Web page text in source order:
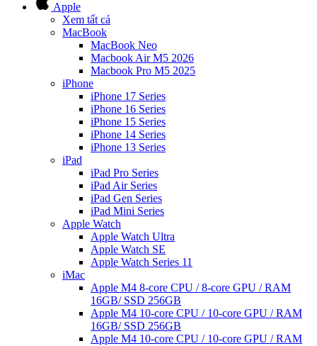
Apple
Xem tất cả
MacBook
MacBook Neo
Macbook Air M5 2026
Macbook Pro M5 2025
iPhone
iPhone 17 Series
iPhone 16 Series
iPhone 15 Series
iPhone 14 Series
iPhone 13 Series
iPad
iPad Pro Series
iPad Air Series
iPad Gen Series
iPad Mini Series
Apple Watch
Apple Watch Ultra
Apple Watch SE
Apple Watch Series 11
iMac
Apple M4 8-core CPU / 8-core GPU / RAM
16GB/ SSD 256GB
Apple M4 10-core CPU / 10-core GPU / RAM
16GB/ SSD 256GB
Apple M4 10-core CPU / 10-core GPU / RAM